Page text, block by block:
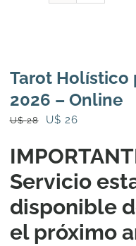
Tarot Holístico
2026 – Online
U$28
El
original
era:
28.
U$ 26El
actual
es:
26.
Servicio
disponible
el próximo